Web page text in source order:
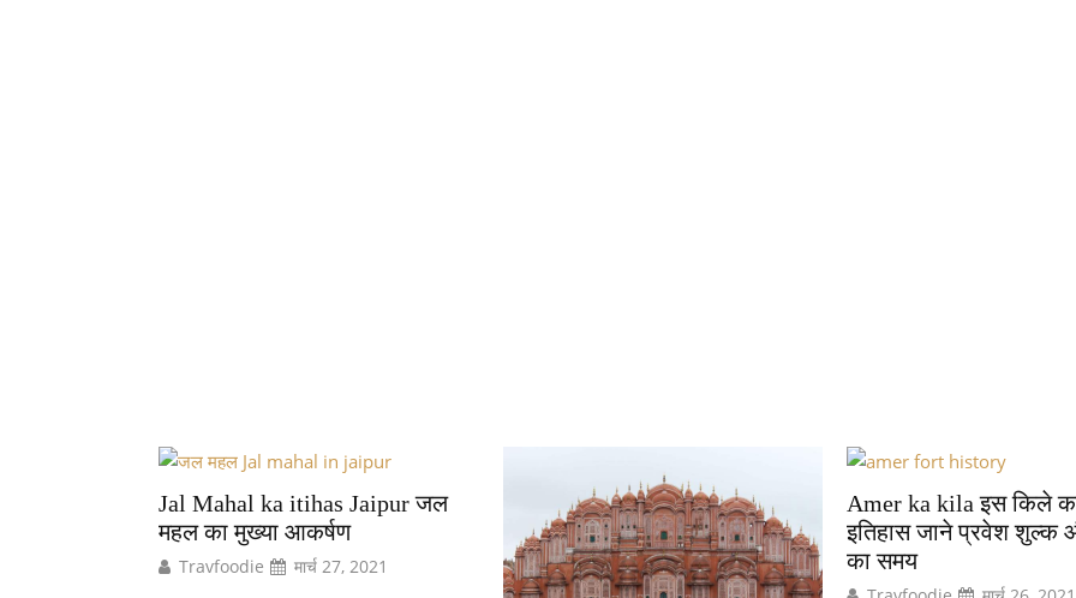
Jal Mahal ka itihas Jaipur जल
महल का मुख्या आकर्षण
Travfoodie मार्च 27, 2021
Amer ka kila इस किले
इतिहास जाने प्रवेश
का समय